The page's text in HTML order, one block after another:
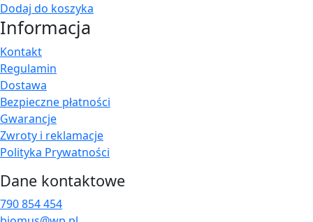
Dodaj do koszyka
Informacja
Kontakt
Regulamin
Dostawa
Bezpieczne płatności
Gwarancje
Zwroty i reklamacje
Polityka Prywatności
Dane kontaktowe
790 854 454